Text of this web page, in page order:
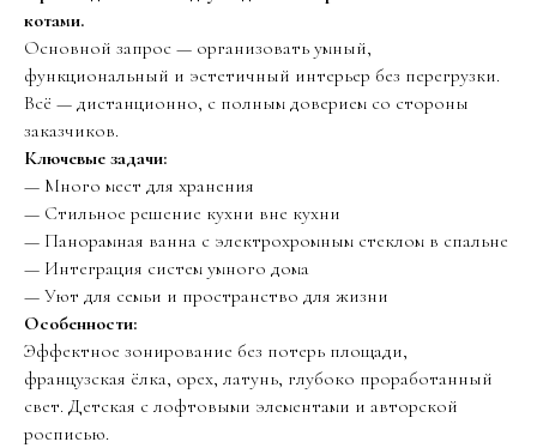
котами.
Основной запрос — организовать умный,
функциональный и эстетичный интерьер без перегрузки.
Всё — дистанционно, с полным доверием со стороны
заказчиков.
Ключевые задачи:
— Много мест для хранения
— Стильное решение кухни вне кухни
— Панорамная ванна с электрохромным стеклом в спальне
— Интеграция систем умного дома
— Уют для семьи и пространство для жизни
Особенности:
Эффектное зонирование без потерь площади,
французская ёлка, орех, латунь, глубоко проработанный
свет. Детская с лофтовыми элементами и авторской
росписью.